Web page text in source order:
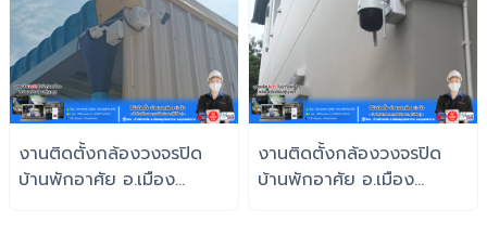
งานติดตั้งกล้องวงจรปิด
บ้านพักอาศัย อ.เมือง
งานติดตั้งกล้องวงจรปิด
บ้านพักอาศัย อ.เมือง